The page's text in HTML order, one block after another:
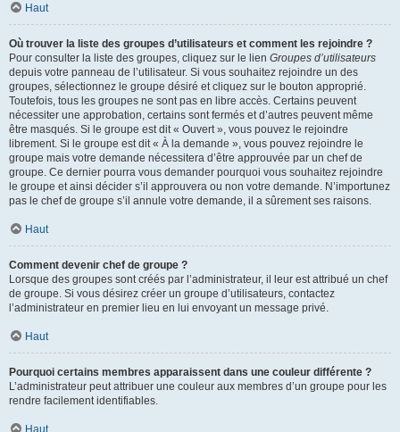
Haut
Où trouver la liste des groupes d’utilisateurs et comment les rejoindre ?
Pour consulter la liste des groupes, cliquez sur le lien Groupes d’utilisateurs
depuis votre panneau de l’utilisateur. Si vous souhaitez rejoindre un des
groupes, sélectionnez le groupe désiré et cliquez sur le bouton approprié.
Toutefois, tous les groupes ne sont pas en libre accès. Certains peuvent
nécessiter une approbation, certains sont fermés et d’autres peuvent même
être masqués. Si le groupe est dit « Ouvert », vous pouvez le rejoindre
librement. Si le groupe est dit « À la demande », vous pouvez rejoindre le
groupe mais votre demande nécessitera d’être approuvée par un chef de
groupe. Ce dernier pourra vous demander pourquoi vous souhaitez rejoindre
le groupe et ainsi décider s’il approuvera ou non votre demande. N’importunez
pas le chef de groupe s’il annule votre demande, il a sûrement ses raisons.
Haut
Comment devenir chef de groupe ?
Lorsque des groupes sont créés par l’administrateur, il leur est attribué un chef
de groupe. Si vous désirez créer un groupe d’utilisateurs, contactez
l’administrateur en premier lieu en lui envoyant un message privé.
Haut
Pourquoi certains membres apparaissent dans une couleur différente ?
L’administrateur peut attribuer une couleur aux membres d’un groupe pour les
rendre facilement identifiables.
Haut